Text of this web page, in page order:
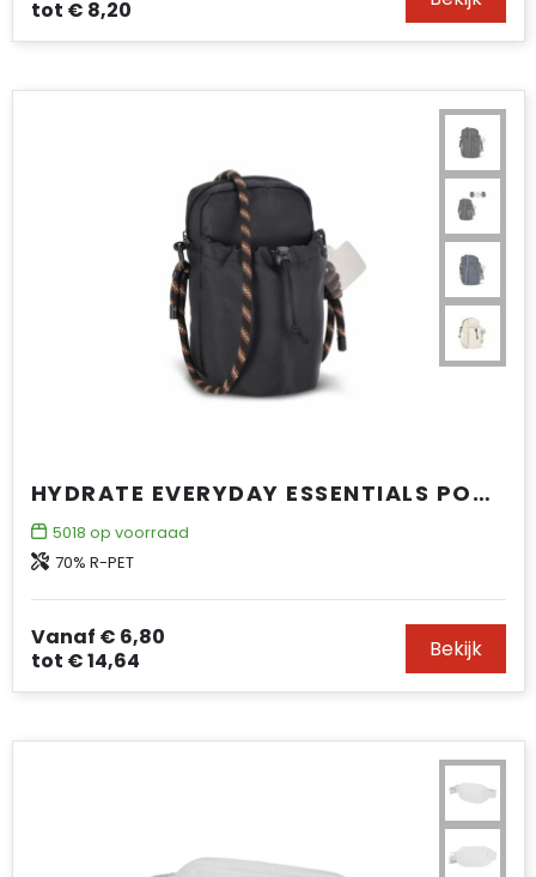
tot € 8,20
HYDRATE EVERYDAY ESSENTIALS POUCH MET PARACORD DRAAGKOORD
5018 op voorraad
70% R-PET
Vanaf € 6,80
tot € 14,64 Bekijk